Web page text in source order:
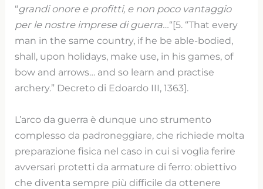
“grandi onore e profitti, e non poco vantaggio
per le nostre imprese di guerra…“[5. “That every
man in the same country, if he be able-bodied,
shall, upon holidays, make use, in his games, of
bow and arrows… and so learn and practise
archery.” Decreto di Edoardo III, 1363].
L’arco da guerra è dunque uno strumento
complesso da padroneggiare, che richiede molta
preparazione fisica nel caso in cui si voglia ferire
avversari protetti da armature di ferro: obiettivo
che diventa sempre più difficile da ottenere